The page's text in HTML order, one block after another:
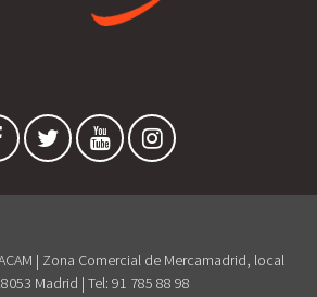
| Zona Comercial de Mercamadrid, local
Madrid | Tel: 91 785 88 98